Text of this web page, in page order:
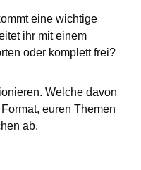
eine wichtige
ihr mit einem
oder komplett frei?
Welche davon
euren Themen
ab.